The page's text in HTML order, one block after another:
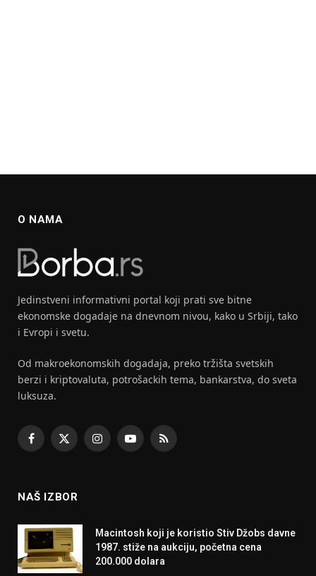
O NAMA
Jedinstveni informativni portal koji prati sve bitne
ekonomske dogadaje na dnevnom nivou, kako u Srbiji, tako
i Evropi i svetu.
Od makroekonomskih dogadaja, preko tržišta svetskih
berzi i kriptovaluta, potrošackih tema, bankarstva, do sveta
luksuza.
Facebook
X
InstagramYouTubeRSS
NAŠ IZBOR
Macintosh koji je koristio Stiv Džobs davne
1987. stiže na aukciju, početna cena
200.000 dolara